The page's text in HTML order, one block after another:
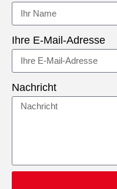
Ihre E-Mail-Adresse
Nachricht